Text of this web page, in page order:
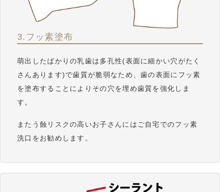
3.フッ素塗布
萌出したばかりの乳歯は多孔性(表面に細かい穴がたく
さんあります)で歯質が脆弱なため、歯の表面にフッ素
を塗布することによりその穴を埋め歯質を強化しま
す。
またう蝕リスクの高いお子さんにはご自宅でのフッ素
洗口をお勧めします。